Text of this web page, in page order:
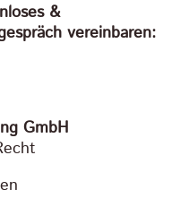
&
vereinbaren:
GmbH